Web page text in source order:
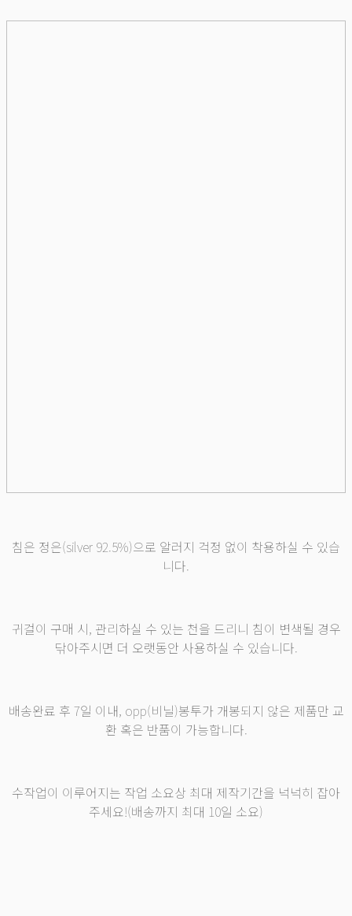
침은 정은(silver 92.5%)으로 알러지 걱정 없이 착용하실 수 있습
니다.
귀걸이 구매 시, 관리하실 수 있는 천을 드리니 침이 변색될 경우
닦아주시면 더 오랫동안 사용하실 수 있습니다.
배송완료 후 7일 이내, opp(비닐)봉투가 개봉되지 않은 제품만 교
환 혹은 반품이 가능합니다.
수작업이 이루어지는 작업 소요상 최대 제작기간을 넉넉히 잡아
주세요!(배송까지 최대 10일 소요)